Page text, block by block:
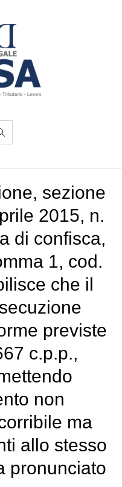
sezione
2015, n.
di confisca,
1, cod.
che il
previste
c.p.p.,
non
ma
allo stesso
pronunciato